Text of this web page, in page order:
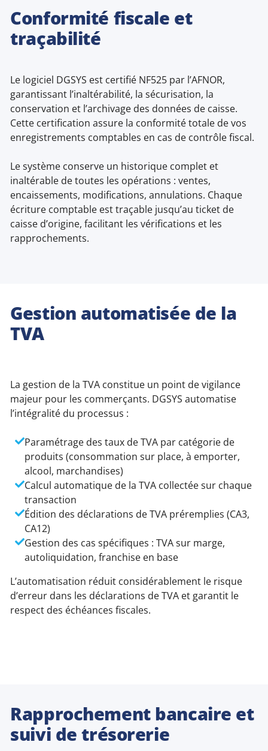
Conformité fiscale et
traçabilité
Le logiciel DGSYS est certifié NF525 par l’AFNOR,
garantissant l’inaltérabilité, la sécurisation, la
conservation et l’archivage des données de caisse.
Cette certification assure la conformité totale de vos
enregistrements comptables en cas de contrôle fiscal.
Le système conserve un historique complet et
inaltérable de toutes les opérations : ventes,
encaissements, modifications, annulations. Chaque
écriture comptable est traçable jusqu’au ticket de
caisse d’origine, facilitant les vérifications et les
rapprochements.
Gestion automatisée de la
TVA
La gestion de la TVA constitue un point de vigilance
majeur pour les commerçants. DGSYS automatise
l’intégralité du processus :
Paramétrage des taux de TVA par catégorie de
produits (consommation sur place, à emporter,
alcool, marchandises)
Calcul automatique de la TVA collectée sur chaque
transaction
Édition des déclarations de TVA préremplies (CA3,
CA12)
Gestion des cas spécifiques : TVA sur marge,
autoliquidation, franchise en base
L’automatisation réduit considérablement le risque
d’erreur dans les déclarations de TVA et garantit le
respect des échéances fiscales.
Rapprochement bancaire et
suivi de trésorerie